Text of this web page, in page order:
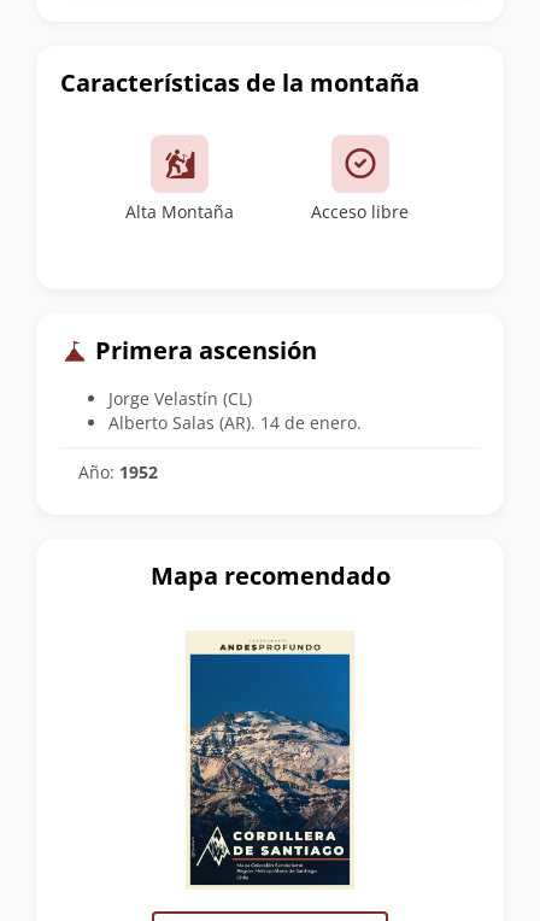
Características de la montaña
Alta Montaña Acceso libre
Primera ascensión
Jorge Velastín (CL)
Alberto Salas (AR). 14 de enero.
Año: 1952
Mapa recomendado